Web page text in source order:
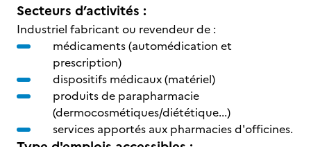
Secteurs d’activités :
Industriel fabricant ou revendeur de :
médicaments (automédication et
prescription)
dispositifs médicaux (matériel)
produits de parapharmacie
(dermocosmétiques/diététique...)
services apportés aux pharmacies d'officines.